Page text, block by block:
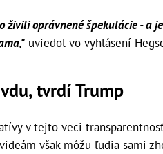
živili oprávnené špekulácie - a
uviedol vo vyhlásení
tvrdí Trump
v tejto veci
však môžu ľudia sami